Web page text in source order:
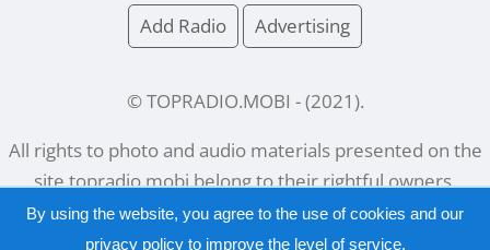
Add Radio Advertising
© TOPRADIO.MOBI - (2021 ).
All rights to photo and audio materials presented on the
sitetopradio.mobibelong to their rightful owners.
By using the website, you agree to the use of cookies and our
privacy policyto improve the level of service.